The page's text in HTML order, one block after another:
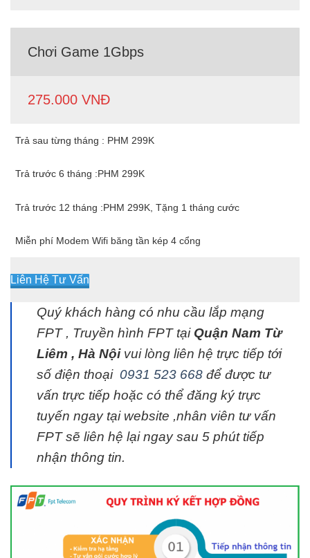
Chơi Game 1Gbps
275.000 VNĐ
Trả sau từng tháng : PHM 299K
Trả trước 6 tháng :PHM 299K
Trả trước 12 tháng :PHM 299K, Tặng 1 tháng cước
Miễn phí Modem Wifi băng tần kép 4 cổng
Liên Hệ Tư Vấn
Quý khách hàng có nhu cầu lắp mạng
FPT , Truyền hình FPT tại Quận Nam Từ
Liêm , Hà Nộivui lòng liên hệ trực tiếp tới
số điện thoại 0931 523 668 để được tư
vấn trực tiếp hoặc có thể đăng ký trực
tuyến ngay tại website ,nhân viên tư vấn
FPT sẽ liên hệ lại ngay sau 5 phút tiếp
nhận thông tin.